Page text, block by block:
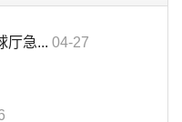
厅急... 04-27